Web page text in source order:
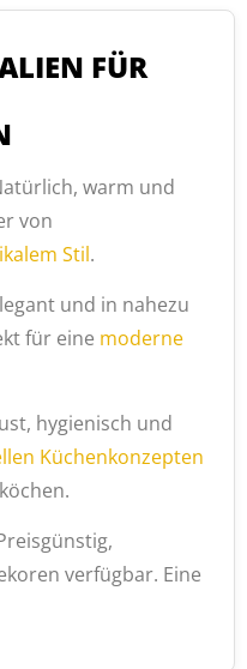
FÜR
warm und
von
Stil.
und in nahezu
für eine moderne
hygienisch und
Küchenkonzepten
verfügbar. Eine